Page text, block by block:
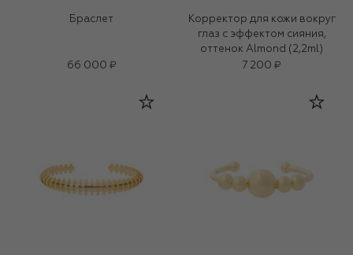
Браслет
66 000 ₽
Корректор для кожи вокруг
глаз с эффектом сияния,
оттенок Almond (2,2ml)
7 200 ₽